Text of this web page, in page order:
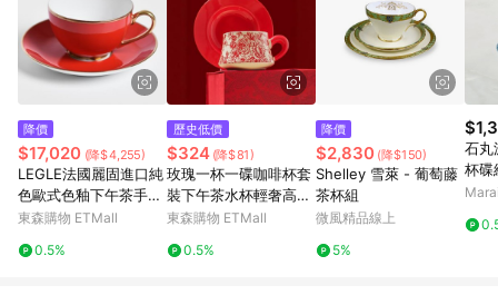
顏色、價位、贈品如與 Pinkoi 商品資訊頁及購物車不符，以
Pinkoi 購物商品資訊頁及購物車標示為準。 10. 點數紅包使用規
則請以點數紅包活動說明為準。 11. 若於 LINE 購物前往 Pinkoi
頁面後才首次下載 Pinkoi APP 並完成訂單，不符合導購資格；承
上，首次下載 Pinkoi APP 後，需透過 LINE 購物前往 Pinkoi 頁
降價
$17,020 (降$4,255)
LEGLE法國麗固進口純
色歐式色釉下午茶手工
瓷描金咖啡杯對杯禮盒
東森購物 ETMall
0.5%
歷史低價
$324 (降$81)
玫瑰一杯一碟咖啡杯套
裝下午茶水杯輕奢高級
感杯子禮盒陶瓷馬克杯
東森購物 ETMall
0.5%
降價
$2,830 (降$150)
Shelley 雪萊 - 葡萄藤
茶杯組
微風精品線上
5%
石丸
杯碟
任